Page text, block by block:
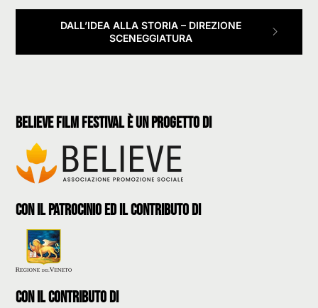
DALL’IDEA ALLA STORIA – DIREZIONE
SCENEGGIATURA
believe film festival è un progetto di
con il patrocinio ed il contributo di
con il contributo di